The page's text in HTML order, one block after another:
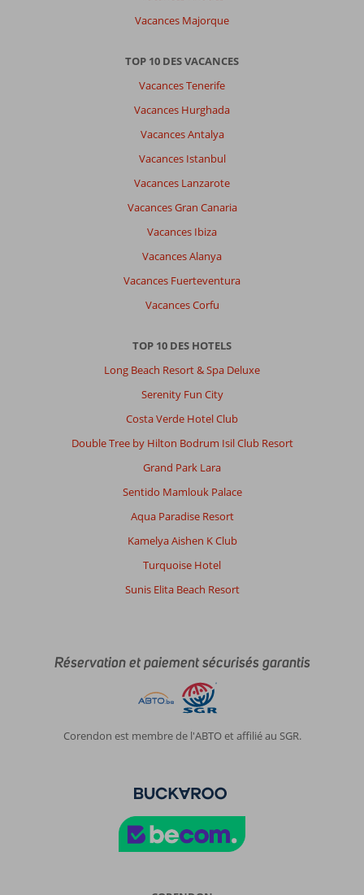
Vacances Majorque
TOP 10 DES VACANCES
Vacances Tenerife
Vacances Hurghada
Vacances Antalya
Vacances Istanbul
Vacances Lanzarote
Vacances Gran Canaria
Vacances Ibiza
Vacances Alanya
Vacances Fuerteventura
Vacances Corfu
TOP 10 DES HOTELS
Long Beach Resort & Spa Deluxe
Serenity Fun City
Costa Verde Hotel Club
Double Tree by Hilton Bodrum Isil Club Resort
Grand Park Lara
Sentido Mamlouk Palace
Aqua Paradise Resort
Kamelya Aishen K Club
Turquoise Hotel
Sunis Elita Beach Resort
Réservation et paiement sécurisés garantis
Corendon est membre de l'ABTO et affilié au SGR.